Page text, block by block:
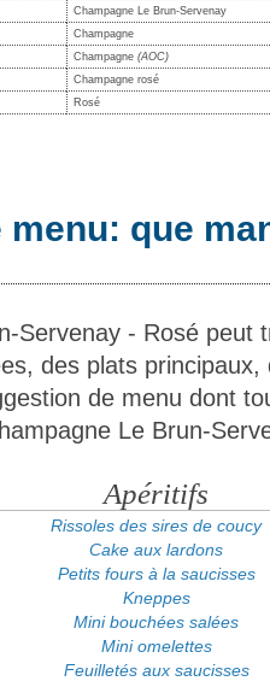
Champagne Le Brun-Servenay
Champagne
Champagne (AOC)
Champagne rosé
Rosé
que
Servenay - Rosé peut
des plats
de menu dont
Le Brun-
Apéritifs
Rissoles des sires de coucy
Cake aux lardons
Petits fours à la saucisses
Kneppes
Mini bouchées salées
Mini omelettes
Feuilletés aux saucisses